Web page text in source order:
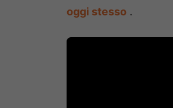
oggi stesso .